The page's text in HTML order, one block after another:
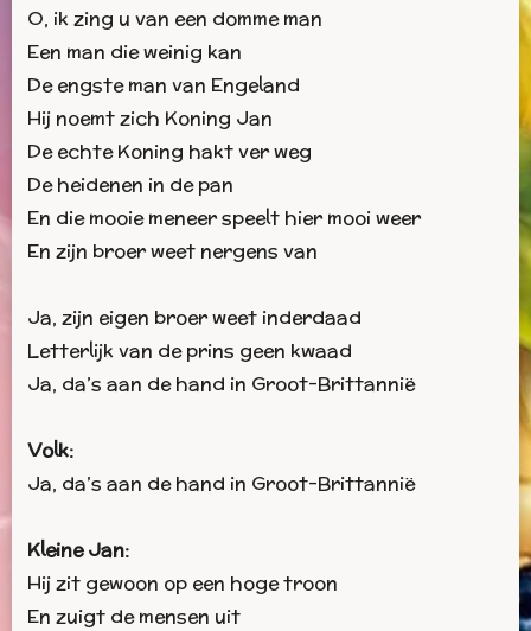
O, ik zing u van een domme man
Een man die weinig kan
De engste man van Engeland
Hij noemt zich Koning Jan
De echte Koning hakt ver weg
De heidenen in de pan
En die mooie meneer speelt hier mooi weer
En zijn broer weet nergens van
Ja, zijn eigen broer weet inderdaad
Letterlijk van de prins geen kwaad
Ja, da’s aan de hand in Groot-Brittannië
Volk:
Ja, da’s aan de hand in Groot-Brittannië
Kleine Jan:
Hij zit gewoon op een hoge troon
En zuigt de mensen uit